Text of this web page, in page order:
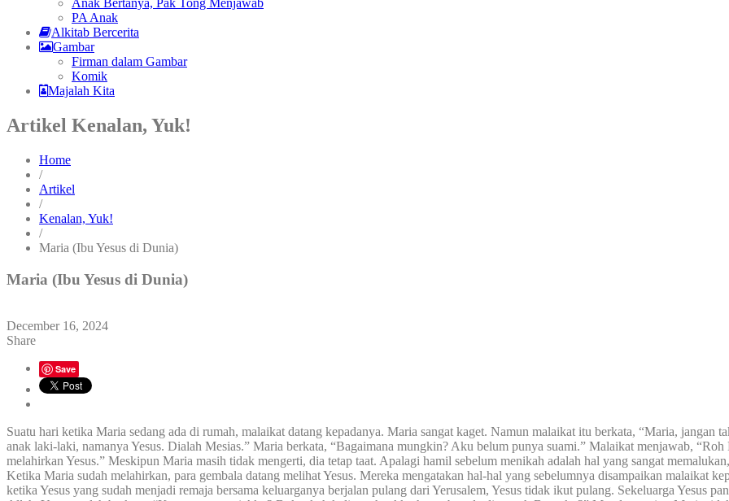
Anak Bertanya, Pak Tong Menjawab
PA Anak
Alkitab Bercerita
Gambar
Firman dalam Gambar
Komik
Majalah Kita
Artikel Kenalan, Yuk!
Home
/
Artikel
/
Kenalan, Yuk!
/
Maria (Ibu Yesus di Dunia)
Maria (Ibu Yesus di Dunia)
December 16, 2024
Share
Save
Suatu hari ketika Maria sedang ada di rumah, malaikat datang kepadanya. Maria sangat kaget. Namun malaikat itu berkata, “Maria,
anak laki-laki, namanya Yesus. Dialah Mesias.” Maria berkata, “Bagaimana mungkin? Aku belum punya suami.” Malaikat menjawab,
melahirkan Yesus.” Meskipun Maria masih tidak mengerti, dia tetap taat. Apalagi hamil sebelum menikah adalah hal yang sangat
Ketika Maria sudah melahirkan, para gembala datang melihat Yesus. Mereka mengatakan hal-hal yang sebelumnya disampaikan malaikat
ketika Yesus yang sudah menjadi remaja bersama keluarganya berjalan pulang dari Yerusalem, Yesus tidak ikut pulang. Sekeluarga Yesus